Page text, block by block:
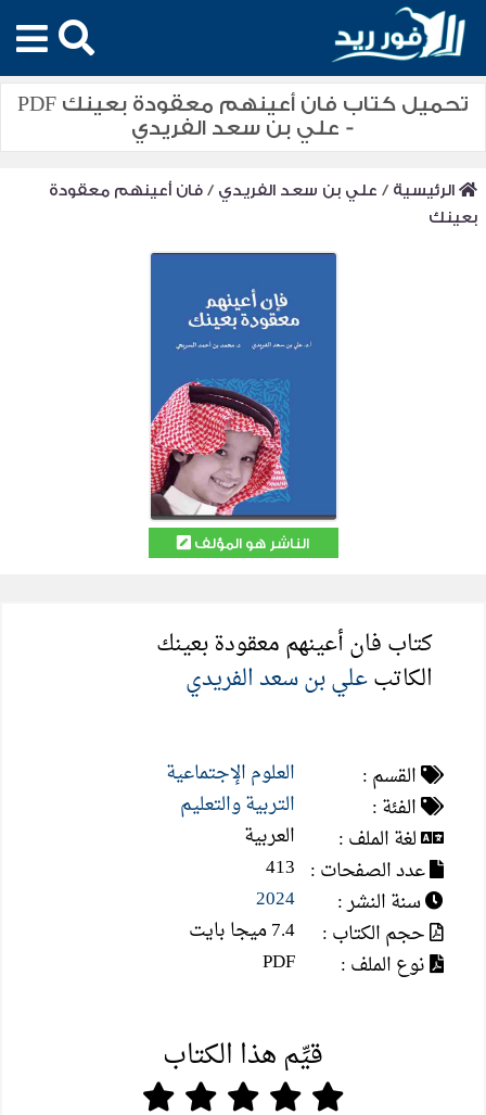
تحميل كتاب فان أعينهم معقودة بعينك PDF
- علي بن سعد الفريدي
الرئيسية / علي بن سعد الفريدي /فان أعينهم معقودة
بعينك
الناشر هو المؤلف
كتاب فان أعينهم معقودة بعينك
الكاتبعلي بن سعد الفريدي
القسم :
العلوم الإجتماعية
الفئة :
التربية والتعليم
لغة الملف :
العربية
عدد الصفحات : 413
سنة النشر :
2024
حجم الكتاب :
7.4 ميجا بايت
نوع الملف :
PDF
قيِّم هذا الكتاب